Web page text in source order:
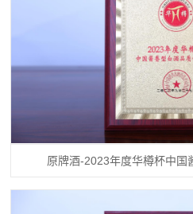
原牌酒-2023年度华樽杯中国